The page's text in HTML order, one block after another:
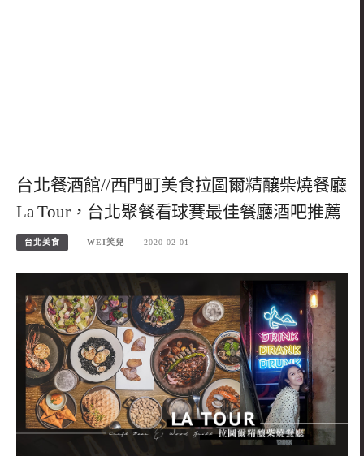
台北餐酒館//西門町美食拉圖爾精釀柴燒餐廳
La Tour，台北聚餐看球賽最佳餐廳酒吧推薦
台北美食 WEI笑兒 2020-02-01